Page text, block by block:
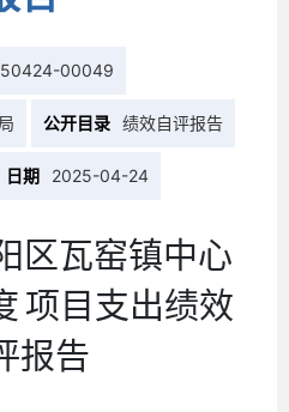
00049
公开目录 绩效自评报告
日期 2025-04-24
区瓦窑镇中心
项目支出绩效
报告